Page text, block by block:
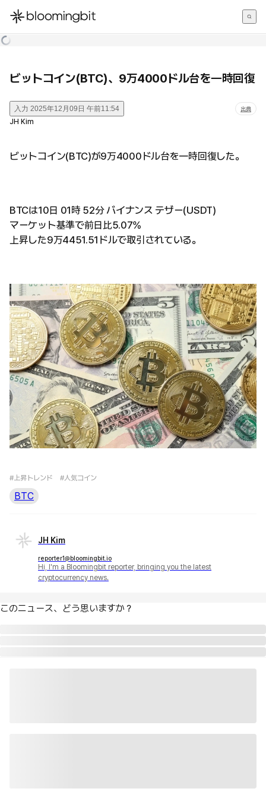
한국어
ビットコイン(BTC)、9万4000ドル台を一時回復
入力 2025年12月09日 午前11:54 出典
JH Kim
ビットコイン(BTC)が9万4000ドル台を一時回復した。
BTCは10日 01時 52分 バイナンス テザー(USDT)
マーケット基準で前日比5.07%
上昇した9万4451.51ドルで取引されている。
#上昇トレンド #人気コイン
BTC
JH Kim
reporter1@bloomingbit.io
Hi, I'm a Bloomingbit reporter, bringing you the latest
cryptocurrency news.
このニュース、どう思いますか？